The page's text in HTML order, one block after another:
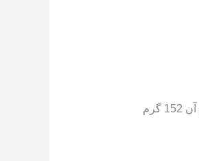
تعداد کالری موجود در هندوانه هندوانه دارای کالری کم است ،[١] در جایی که یک فنجان هندوانه خرد شده حاوی مکعب هایی است که وزن آن 152 گرم